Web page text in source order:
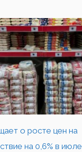
о росте цен на
на 0,6% в июле